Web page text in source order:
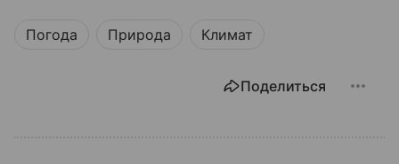
Погода Природа Климат
Поделиться